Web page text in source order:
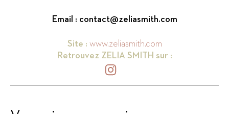
Email : contact@zeliasmith.com
Site : www.zeliasmith.com
Retrouvez ZELIA SMITH sur :